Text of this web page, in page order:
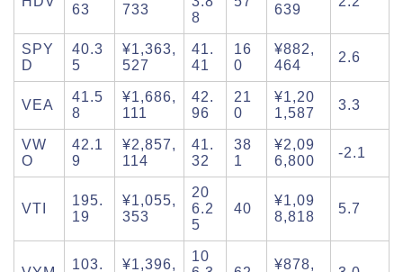
63
733
8
639
SPY
D
40.3
5
¥1,363,
527
41.
41
16
0
¥882,
464
2.6
VEA
41.5
8
¥1,686,
111
42.
96
21
0
¥1,20
1,587
3.3
VW
O
42.1
9
¥2,857,
114
41.
32
38
1
¥2,09
6,800
-2.1
VTI
195.
19
¥1,055,
353
20
6.2
5
40
¥1,09
8,818
5.7
103.
¥1,396,
10
¥878,